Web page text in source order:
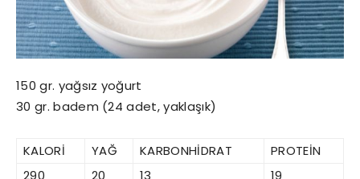
150 gr. yağsız yoğurt
30 gr. badem (24 adet, yaklaşık)
KALORİ YAĞ KARBONHİDRAT
PROTEİN